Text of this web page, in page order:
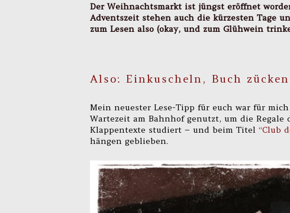
Der Weihnachtsmarkt ist jüngst eröffnet
Adventszeit stehen auch die kürzesten Tage
zum Lesen also (okay, und zum Glühwein
Also: Einkuscheln, Buch
Mein neuester Lese-Tipp für euch war für
Wartezeit am Bahnhof genutzt, um die
Klappentexte studiert – und beim Titel “Club
hängen geblieben.